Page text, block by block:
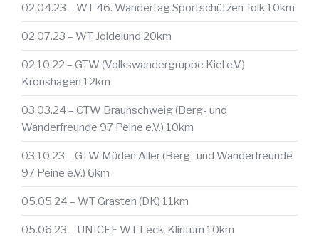
02.04.23 – WT 46. Wandertag Sportschützen Tolk 10km
02.07.23 – WT Joldelund 20km
02.10.22 – GTW (Volkswandergruppe Kiel e.V.)
Kronshagen 12km
03.03.24 – GTW Braunschweig (Berg- und
Wanderfreunde 97 Peine e.V.) 10km
03.10.23 – GTW Müden Aller (Berg- und Wanderfreunde
97 Peine e.V.) 6km
05.05.24 – WT Grasten (DK) 11km
05.06.23 – UNICEF WT Leck-Klintum 10km